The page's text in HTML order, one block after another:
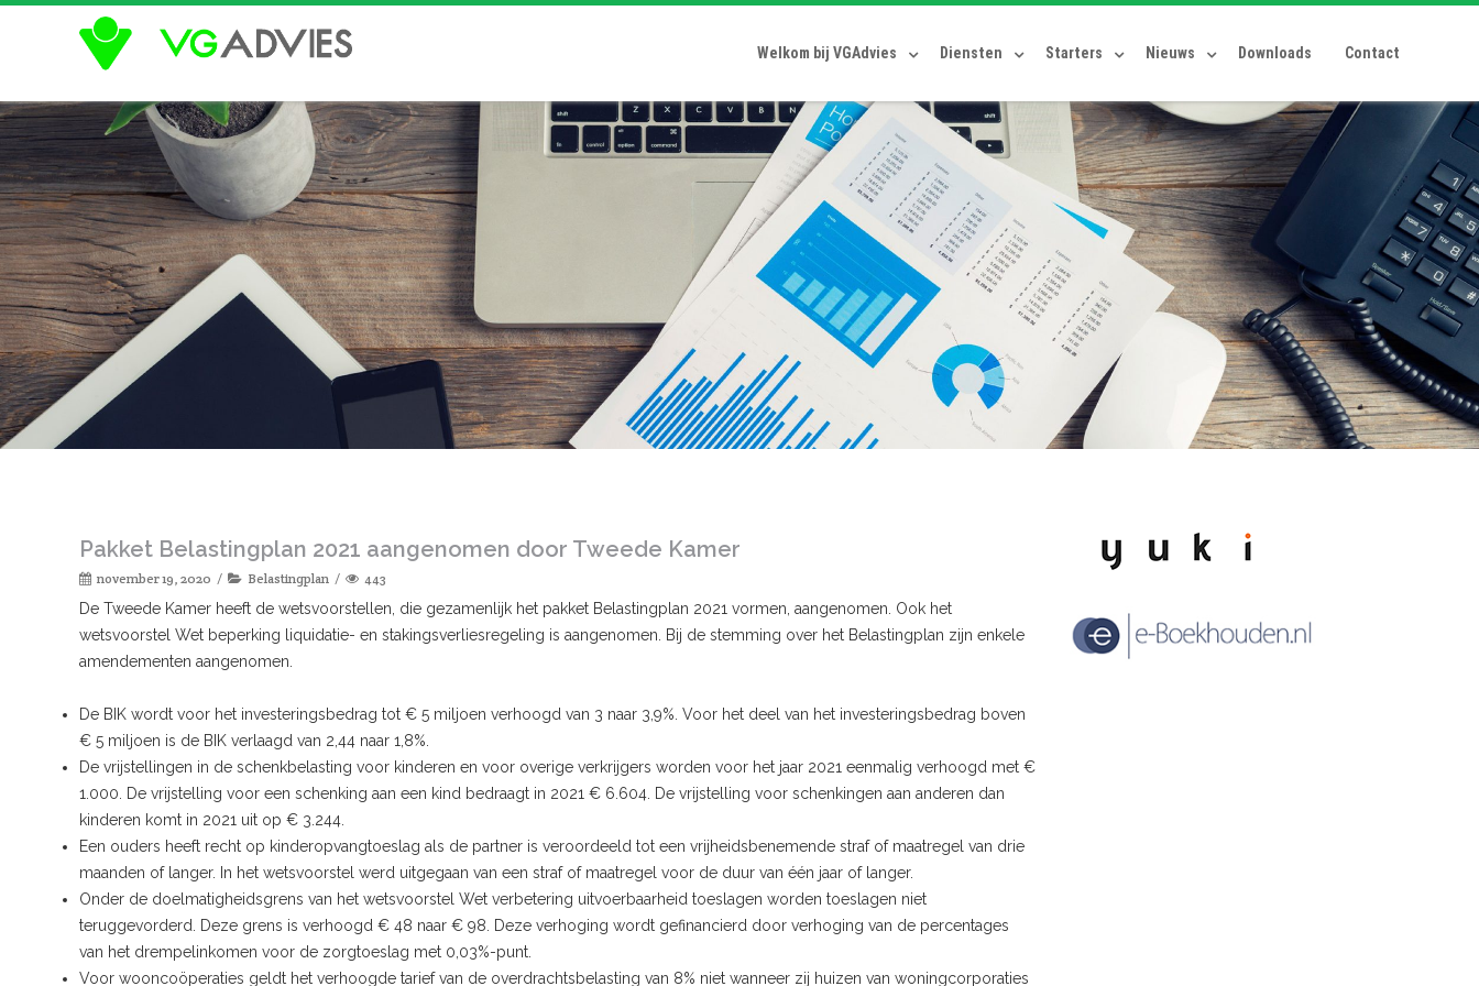
Welkom bij VGAdvies Diensten Starters Nieuws Downloads Contact
Pakket Belastingplan 2021 aangenomen door Tweede Kamer
november 19, 2020 Belastingplan 443
De Tweede Kamer heeft de wetsvoorstellen, die gezamenlijk het pakket Belastingplan 2021 vormen, aangenomen. Ook het
wetsvoorstel Wet beperking liquidatie- en stakingsverliesregeling is aangenomen. Bij de stemming over het Belastingplan zijn enkele
amendementen aangenomen.
De BIK wordt voor het investeringsbedrag tot € 5 miljoen verhoogd van 3 naar 3,9%. Voor het deel van het investeringsbedrag boven
€ 5 miljoen is de BIK verlaagd van 2,44 naar 1,8%.
De vrijstellingen in de schenkbelasting voor kinderen en voor overige verkrijgers worden voor het jaar 2021 eenmalig verhoogd met €
1.000. De vrijstelling voor een schenking aan een kind bedraagt in 2021 € 6.604. De vrijstelling voor schenkingen aan anderen dan
kinderen komt in 2021 uit op € 3.244.
Een ouders heeft recht op kinderopvangtoeslag als de partner is veroordeeld tot een vrijheidsbenemende straf of maatregel van drie
maanden of langer. In het wetsvoorstel werd uitgegaan van een straf of maatregel voor de duur van één jaar of langer.
Onder de doelmatigheidsgrens van het wetsvoorstel Wet verbetering uitvoerbaarheid toeslagen worden toeslagen niet
teruggevorderd. Deze grens is verhoogd € 48 naar € 98. Deze verhoging wordt gefinancierd door verhoging van de percentages
van het drempelinkomen voor de zorgtoeslag met 0,03%-punt.
Voor wooncoöperaties geldt het verhoogde tarief van de overdrachtsbelasting van 8% niet wanneer zij huizen van woningcorporaties